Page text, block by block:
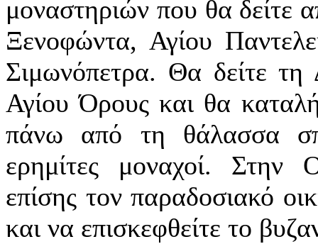
μοναστηριών που θα δείτε
Ξενοφώντα, Αγίου
Σιμωνόπετρα. Θα δείτε τη
Αγίου Όρους και θα
πάνω από τη θάλασσα
ερημίτες μοναχοί. Στην
επίσης τον παραδοσιακό
και να επισκεφθείτε το